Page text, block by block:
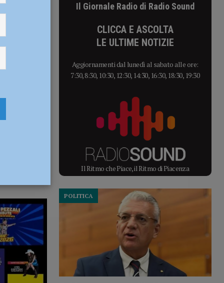
Il Giornale Radio di Radio Sound
CLICCA E ASCOLTA
LE ULTIME NOTIZIE
Aggiornamenti dal lunedì al sabato alle ore:
7:30, 8:30, 10:30, 12:30, 14:30, 16:30, 18:30, 19:30
Il Ritmo che Piace, il Ritmo di Piacenza
POLITICA